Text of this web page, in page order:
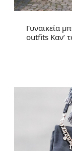
Γυναικεία
outfits Καν’